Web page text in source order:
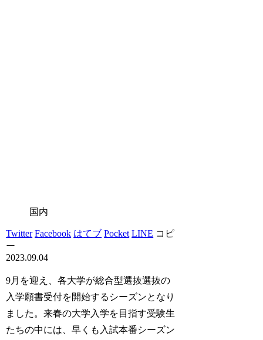
国内
Twitter Facebook はてブ Pocket LINE コピ
ー
2023.09.04
9月を迎え、各大学が総合型選抜選抜の
入学願書受付を開始するシーズンとなり
ました。来春の大学入学を目指す受験生
たちの中には、早くも入試本番シーズン